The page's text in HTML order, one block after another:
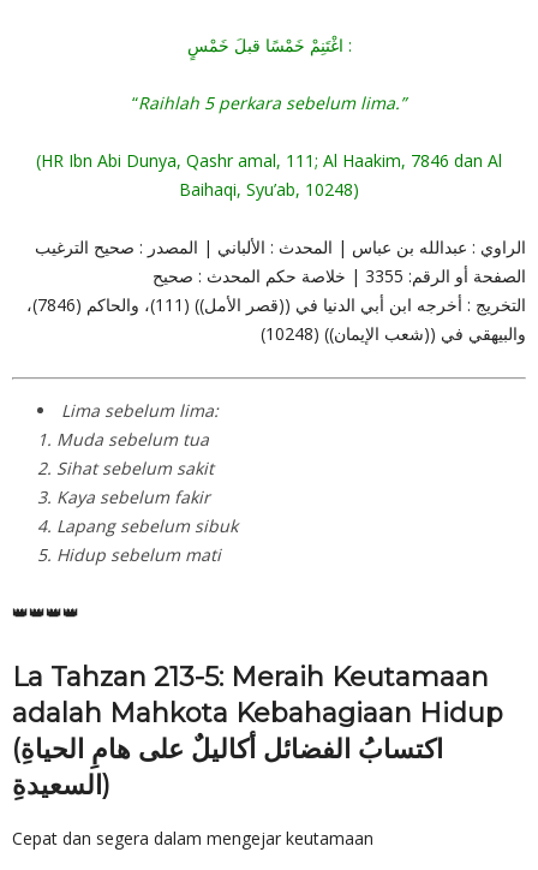
اغْتَنِمْ خَمْسًا قبلَ خَمْسٍ :
“Raihlah 5 perkara sebelum lima.”
(HR Ibn Abi Dunya, Qashr amal, 111; Al Haakim, 7846 dan Al
Baihaqi, Syu’ab, 10248)
الراوي : عبدالله بن عباس | المحدث : الألباني | المصدر : صحيح الترغيب
الصفحة أو الرقم: 3355 | خلاصة حكم المحدث : صحيح
التخريج : أخرجه ابن أبي الدنيا في ((قصر الأمل)) (111)، والحاكم (7846)،
والبيهقي في ((شعب الإيمان)) (10248)
Lima sebelum lima:
1. Muda sebelum tua
2. Sihat sebelum sakit
3. Kaya sebelum fakir
4. Lapang sebelum sibuk
5. Hidup sebelum mati
👑👑👑👑
La Tahzan 213-5: Meraih Keutamaan
adalah Mahkota Kebahagiaan Hidup
(اكتسابُ الفضائل أكاليلٌ على هامِ الحياةِ
السعيدةِ)
Cepat dan segera dalam mengejar keutamaan